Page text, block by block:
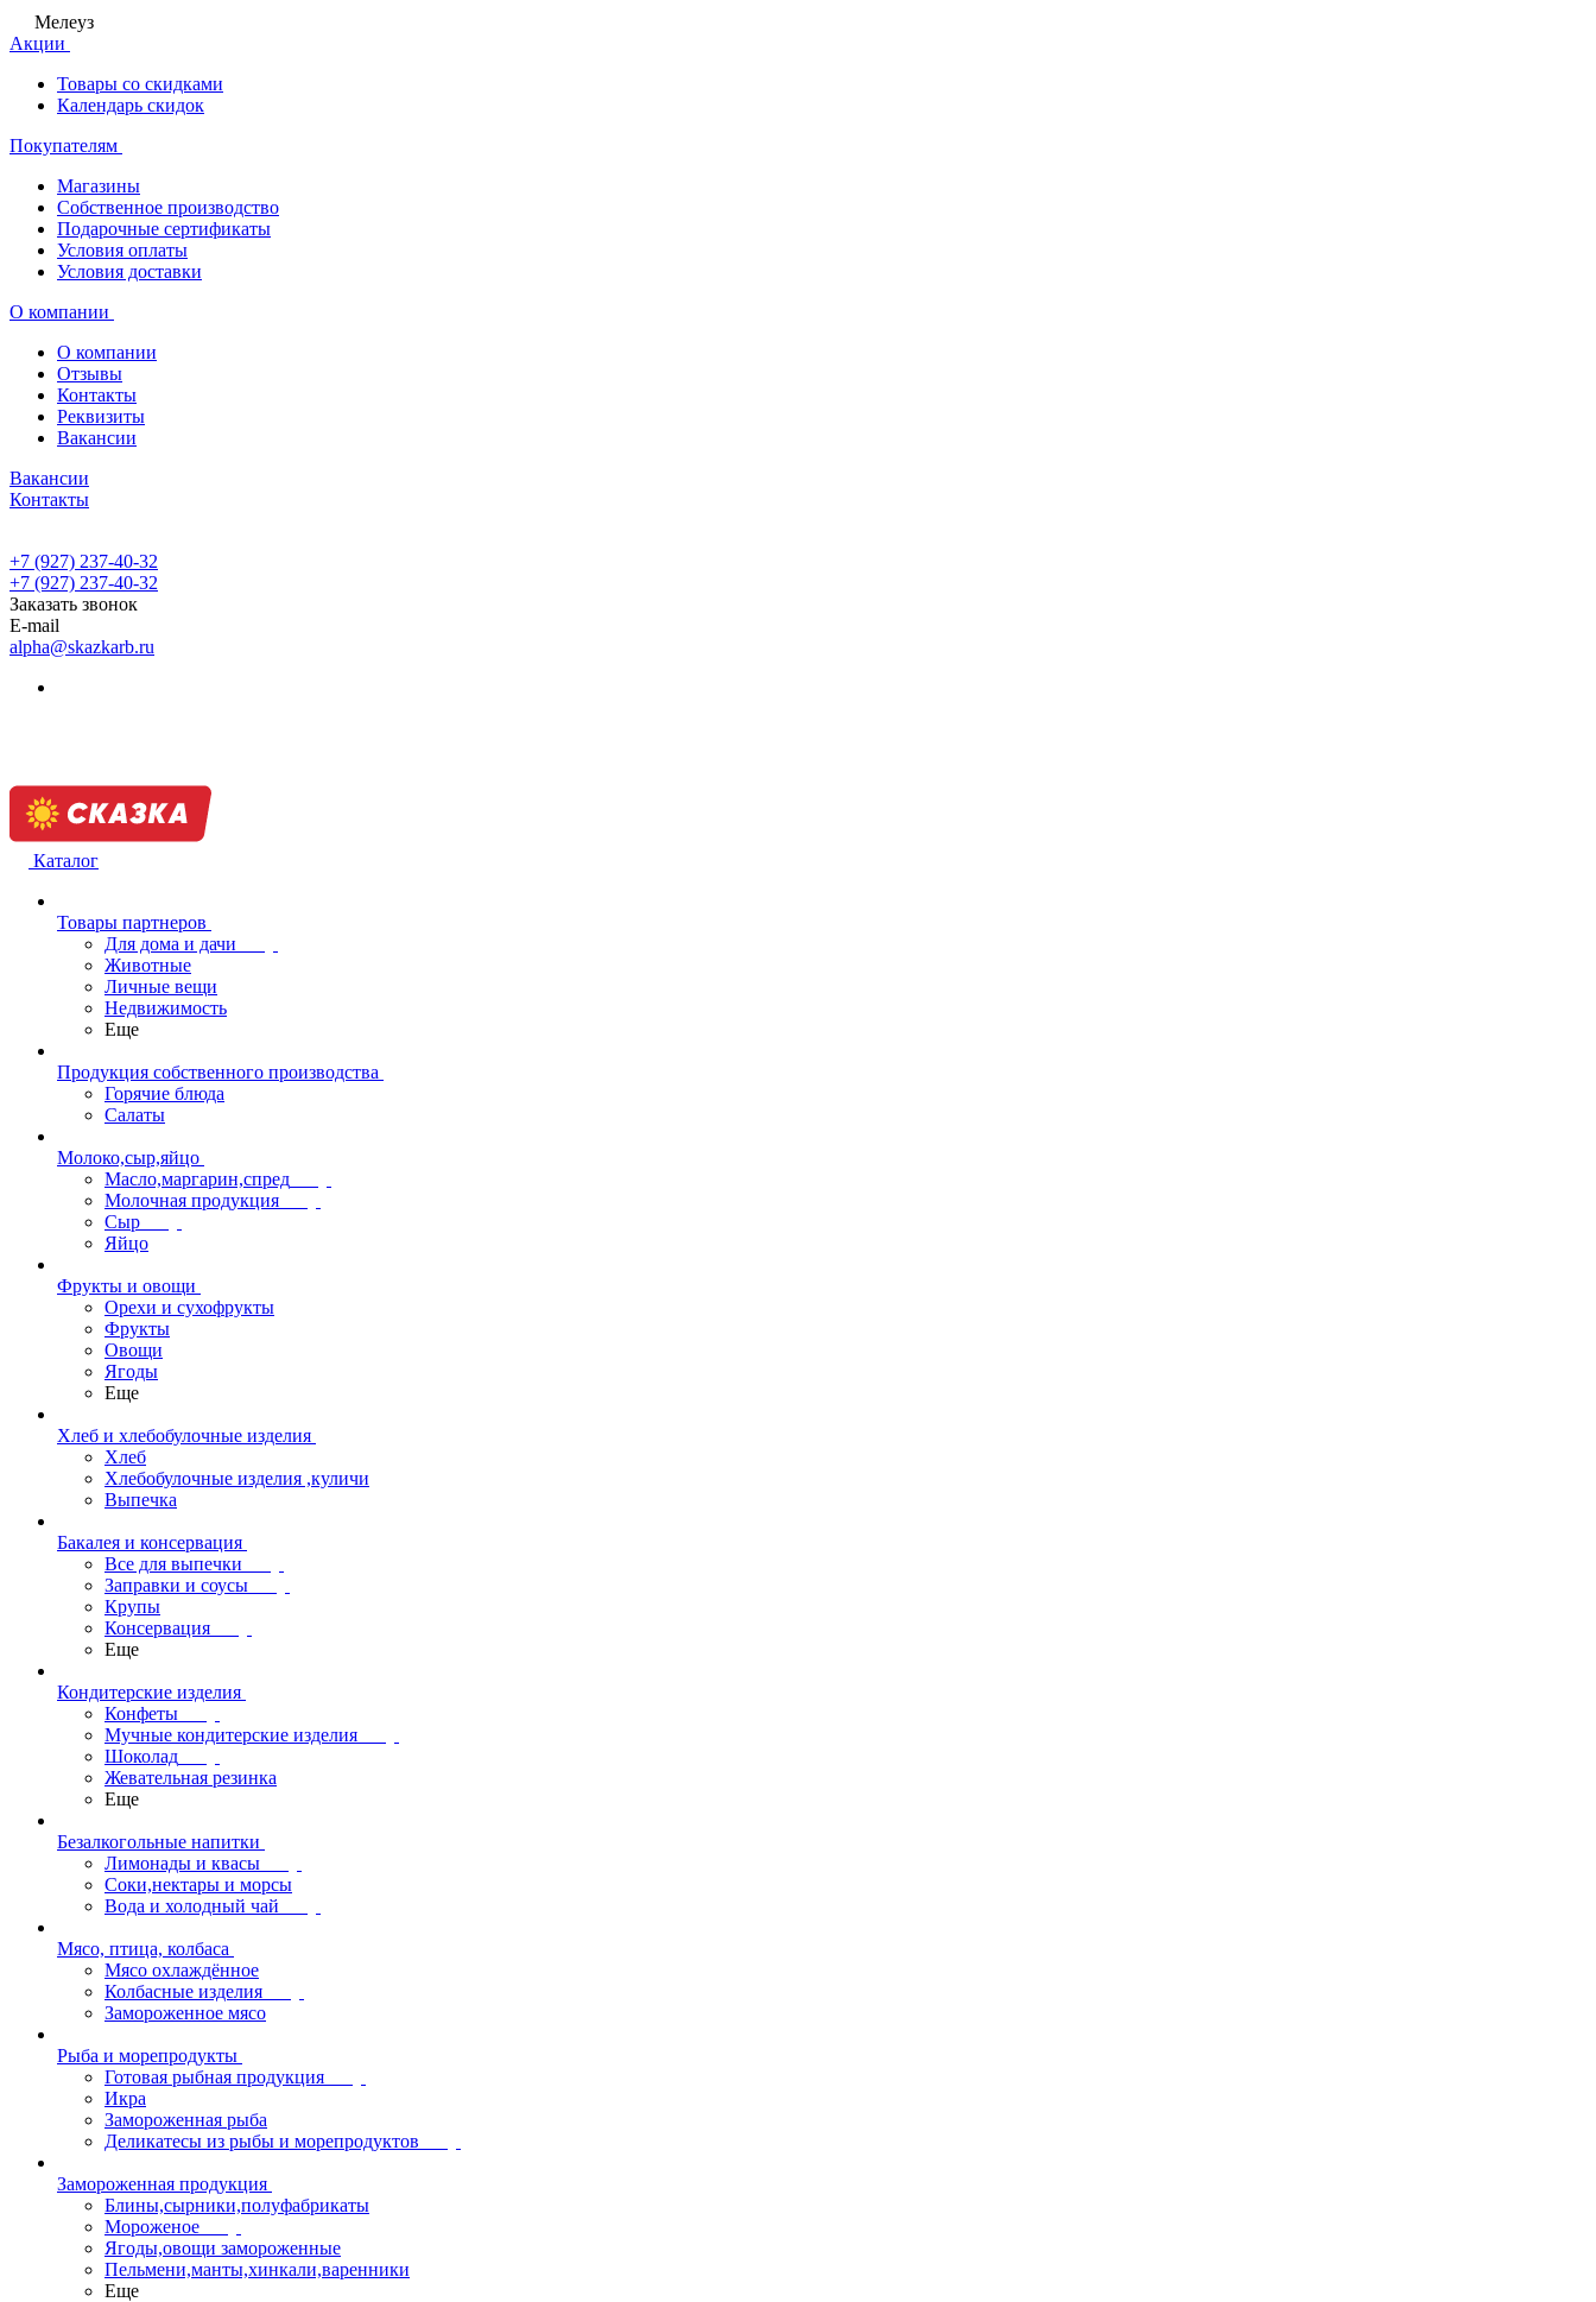
Мелеуз
Акции
Товары со скидками
Календарь скидок
Покупателям
Магазины
Собственное производство
Подарочные сертификаты
Условия оплаты
Условия доставки
О компании
О компании
Отзывы
Контакты
Реквизиты
Вакансии
Вакансии
Контакты
+7 (927) 237-40-32
+7 (927) 237-40-32
Заказать звонок
E-mail
alpha@skazkarb.ru
Каталог
Товары партнеров
Для дома и дачи
Животные
Личные вещи
Недвижимость
Еще
Продукция собственного производства
Горячие блюда
Салаты
Молоко,сыр,яйцо
Масло,маргарин,спред
Молочная продукция
Сыр
Яйцо
Фрукты и овощи
Орехи и сухофрукты
Фрукты
Овощи
Ягоды
Еще
Хлеб и хлебобулочные изделия
Хлеб
Хлебобулочные изделия ,куличи
Выпечка
Бакалея и консервация
Все для выпечки
Заправки и соусы
Крупы
Консервация
Еще
Кондитерские изделия
Конфеты
Мучные кондитерские изделия
Шоколад
Жевательная резинка
Еще
Безалкогольные напитки
Лимонады и квасы
Соки,нектары и морсы
Вода и холодный чай
Мясо, птица, колбаса
Мясо охлаждённое
Колбасные изделия
Замороженное мясо
Рыба и морепродукты
Готовая рыбная продукция
Икра
Замороженная рыба
Деликатесы из рыбы и морепродуктов
Замороженная продукция
Блины,сырники,полуфабрикаты
Мороженое
Ягоды,овощи замороженные
Пельмени,манты,хинкали,варенники
Еще